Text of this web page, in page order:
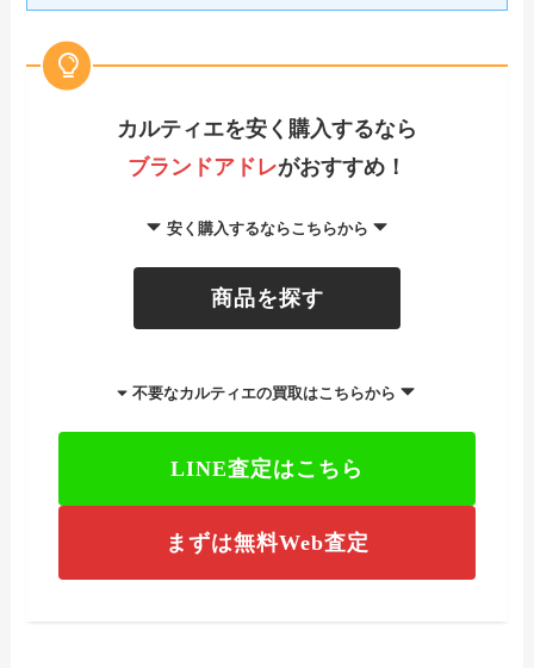
カルティエを安く購入するなら
ブランドアドレがおすすめ！
安く購入するならこちらから
商品を探す
不要なカルティエの買取はこちらから
LINE査定はこちら
まずは無料Web査定